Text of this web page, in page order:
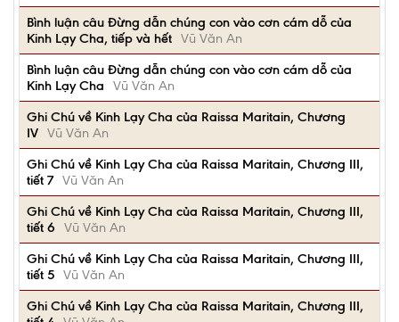
Bình luận câu Đừng dẫn chúng con vào cơn cám dỗ của
Kinh Lạy Cha, tiếp và hết Vũ Văn An
Bình luận câu Đừng dẫn chúng con vào cơn cám dỗ của
Kinh Lạy Cha
Vũ Văn An
Ghi Chú về Kinh Lạy Cha của Raissa Maritain, Chương
IV Vũ Văn An
Ghi Chú về Kinh Lạy Cha của Raissa Maritain, Chương III,
tiết 7 Vũ Văn An
Ghi Chú về Kinh Lạy Cha của Raissa Maritain, Chương III,
tiết 6
Vũ Văn An
Ghi Chú về Kinh Lạy Cha của Raissa Maritain, Chương III,
tiết 5 Vũ Văn An
Ghi Chú về Kinh Lạy Cha của Raissa Maritain, Chương III,